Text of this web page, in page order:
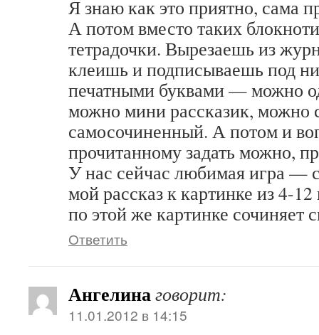
Я знаю как это приятно, сама
А потом вместо таких
тетрадочки. Вырезаешь из
клеишь и подписываешь под
печатными буквами — можно
можно мини рассказик, можно
самосочиненный. А потом и
прочитанному задать можно,
У нас сейчас любимая игра —
мой рассказ к картинке из 4-
по этой же картинке сочиняет
Ответить
Ангелинаговорит:
11.01.2012 в 14:15